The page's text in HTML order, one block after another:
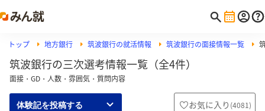
トップ 地方銀行 筑波銀行の就活情報 筑波銀行の面接情報一覧
筑波銀行の三次選考情報一覧（全4件）
面接・GD・人数・雰囲気・質問内容
体験記を投稿する お気に入り (4081)